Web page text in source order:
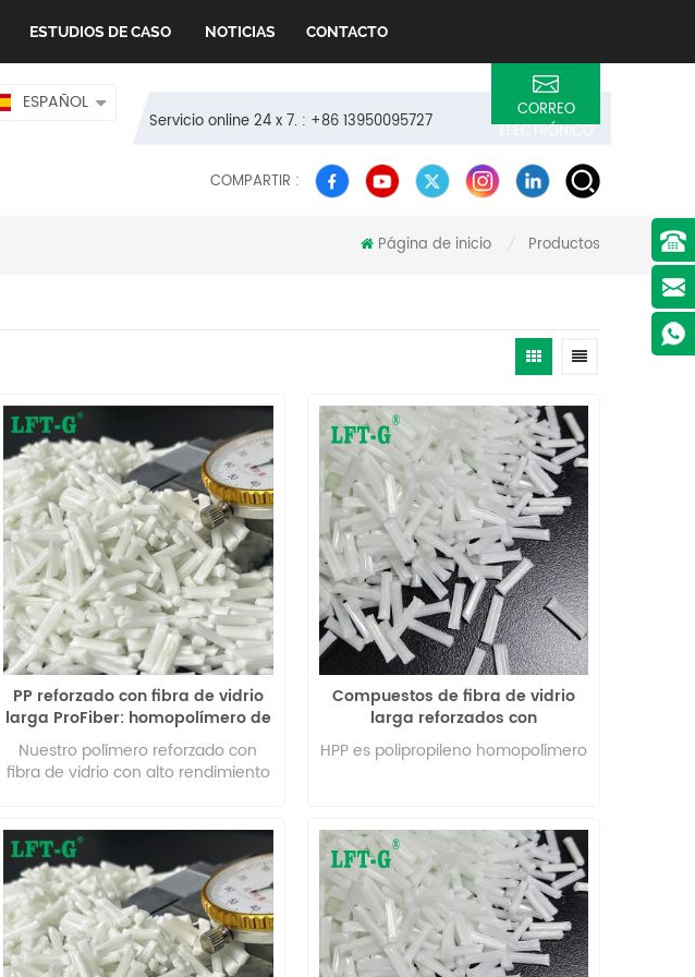
ESTUDIOS DE CASO NOTICIAS CONTACTO
Servicio online 24 x 7. : +86 13950095727
CORREO
ELECTRÓNICO
ESPAÑOL
COMPARTIR :
Página de inicio Productos
PP reforzado con fibra de vidrio
larga ProFiber: homopolímero de
alto rendimiento para moldeo
por inyección
Nuestro polímero reforzado con
fibra de vidrio con alto rendimiento
aplicaciones de PP de moldeo por
inyección.
Compuestos de fibra de vidrio
larga reforzados con
polipropileno homopolímero
Xiamen LFT-G
HPP es polipropileno homopolímero